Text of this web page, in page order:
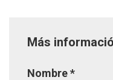
Más
Nombre*